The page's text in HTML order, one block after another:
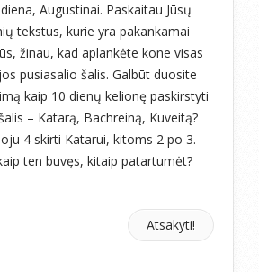
Augustinai. Paskaitau Jūsų
tekstus, kurie yra pakankamai
žinau, kad aplankėte kone visas
pusiasalio šalis. Galbūt duosite
kaip 10 dienų kelionę paskirstyti
– Katarą, Bachreiną, Kuveitą?
4 skirti Katarui, kitoms 2 po 3.
ten buvęs, kitaip patartumėt?
Atsakyti!